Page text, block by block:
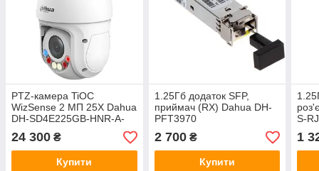
PTZ-камера TiOC
WizSense 2 МП 25X Dahua
DH-SD4E225GB-HNR-A-
PV1
24 300 ₴
Купити
1.25Гб додаток SFP,
приймач (RX) Dahua DH-
PFT3970
2 700₴
Купити
S-
1